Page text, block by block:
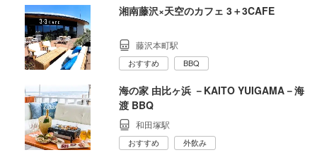
湘南藤沢×天空のカフェ 3＋3CAFE
藤沢本町駅
おすすめ BBQ
海の家 由比ヶ浜 －KAITO YUIGAMA－海
渡 BBQ
和田塚駅
おすすめ 外飲み